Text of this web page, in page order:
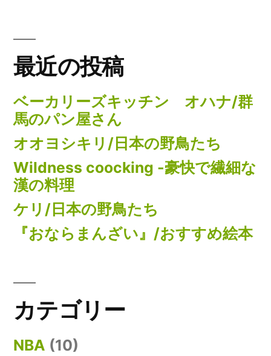
最近の投稿
ベーカリーズキッチン オハナ/群
馬のパン屋さん
オオヨシキリ/日本の野鳥たち
Wildness coocking -豪快で繊細な
漢の料理
ケリ/日本の野鳥たち
『おならまんざい』/おすすめ絵本
カテゴリー
NBA (10)